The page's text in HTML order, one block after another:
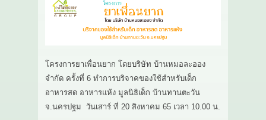
โครงการยาเพื่อนยาก โดยบริษัท บ้านหมอละออง
จำกัด ครั้งที่ 6 ทำการบริจาคของใช้สำหรับเด็ก
อาหารสด อาหารแห้ง มูลนิธิเด็ก บ้านทานตะวัน
จ.นครปฐม วันเสาร์ ที่ 20 สิงหาคม 65 เวลา 10.00 น.